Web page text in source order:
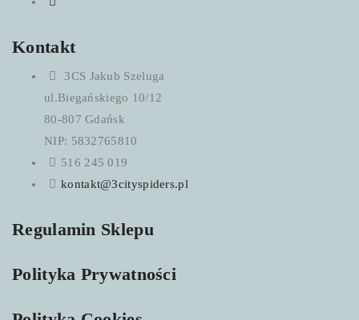
Kontakt
3CS Jakub Szeluga
ul.Biegańskiego 10/12
80-807 Gdańsk
NIP: 5832765810
516 245 019
kontakt@3cityspiders.pl
Regulamin Sklepu
Polityka Prywatności